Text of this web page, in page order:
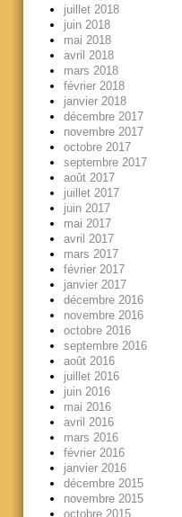
juillet 2018
juin 2018
mai 2018
avril 2018
mars 2018
février 2018
janvier 2018
décembre 2017
novembre 2017
octobre 2017
septembre 2017
août 2017
juillet 2017
juin 2017
mai 2017
avril 2017
mars 2017
février 2017
janvier 2017
décembre 2016
novembre 2016
octobre 2016
septembre 2016
août 2016
juillet 2016
juin 2016
mai 2016
avril 2016
mars 2016
février 2016
janvier 2016
décembre 2015
novembre 2015
octobre 2015